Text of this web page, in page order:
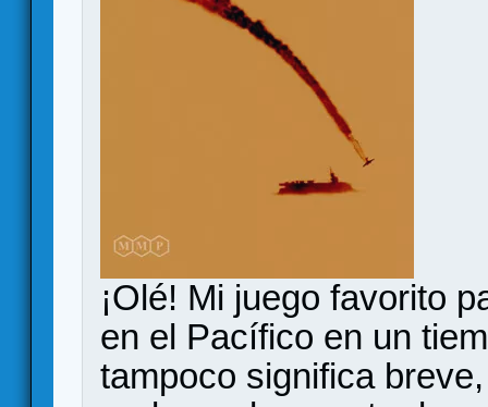
¡Olé! Mi juego favorito
en el Pacífico en un
tampoco significa